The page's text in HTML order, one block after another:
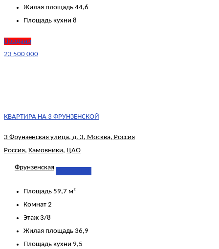
Жилая площадь 44,6
Площадь кухни 8
Продано
23 500 000
КВАРТИРА НА 3 ФРУНЗЕНСКОЙ
3 Фрунзенская улица, д. 3, Москва, Россия
Россия, Хамовники, ЦАО
Фрунзенская
Площадь 59,7 м²
Комнат 2
Этаж 3/8
Жилая площадь 36,9
Площадь кухни 9,5